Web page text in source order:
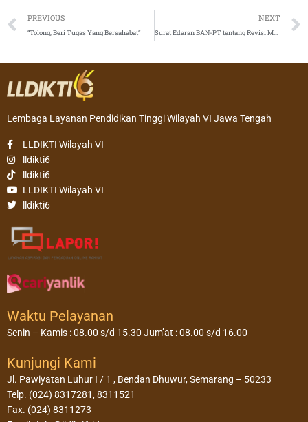
Prev
PREVIOUS
“Tolong, Beri Tugas Yang Bersahabat”
NEXT
Surat Edaran BAN-PT tentang Revisi Mekanisme Perpanjangan Akreditasi
Lembaga Layanan Pendidikan Tinggi Wilayah VI Jawa Tengah
LLDIKTI Wilayah VI
lldikti6
lldikti6
LLDIKTI Wilayah VI
lldikti6
Waktu Pelayanan
Senin – Kamis : 08.00 s/d 15.30 Jum’at : 08.00 s/d 16.00
Kunjungi Kami
Jl. Pawiyatan Luhur I / 1 , Bendan Dhuwur, Semarang – 50233
Telp. (024) 8317281, 8311521
Fax. (024) 8311273